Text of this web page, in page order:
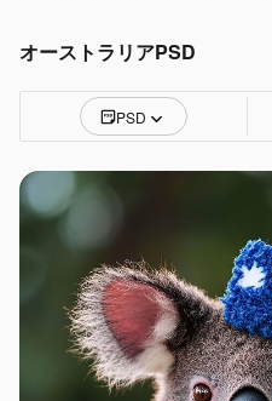
オーストラリアPSD
PSD